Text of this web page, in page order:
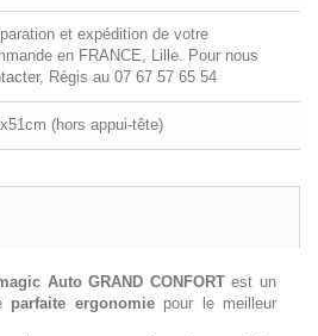
et expédition de votre
en FRANCE, Lille. Pour nous
Régis au 07 67 57 65 54
(hors appui-tête)
Auto GRAND CONFORTest un
parfaite ergonomiepour le meilleur